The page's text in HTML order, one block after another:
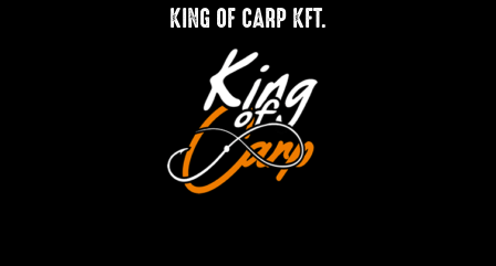
KING OF CARP KFT.